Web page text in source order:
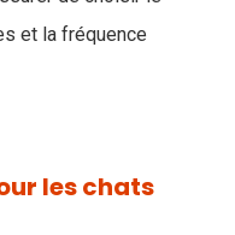
et la fréquence
les chats